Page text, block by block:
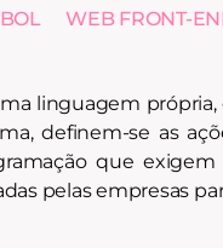
WEB FRONT-
linguagem
definem-se as
que
pelas empresas